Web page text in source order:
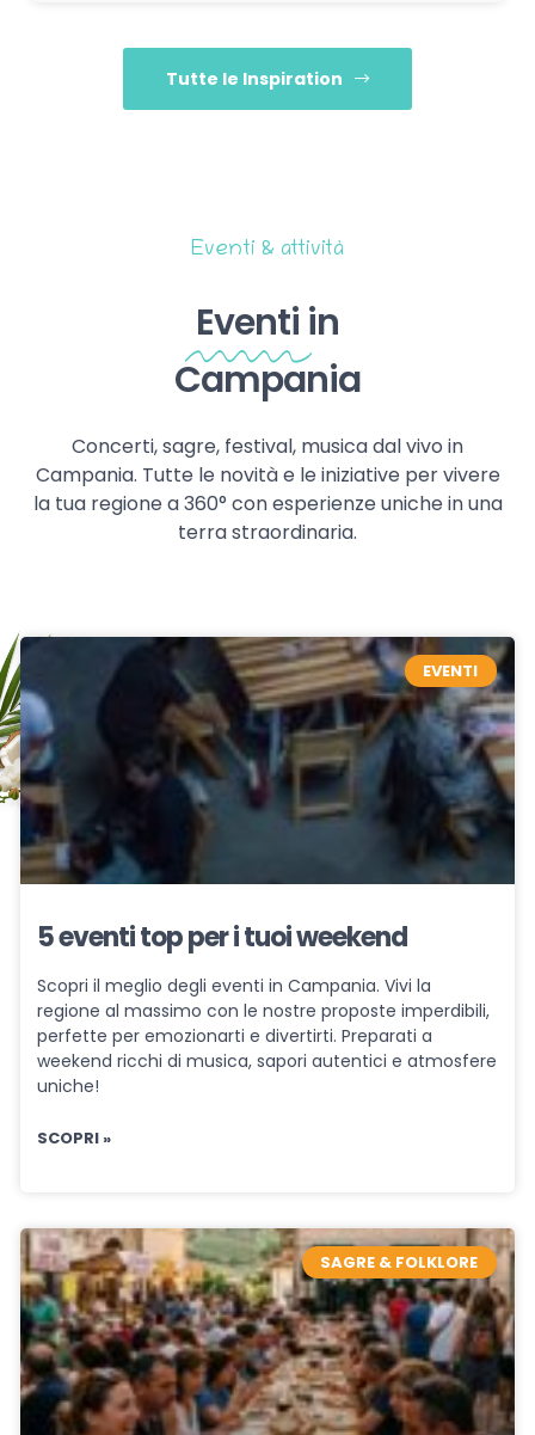
Tutte le Inspiration
Eventi & attività
Eventi in
Campania
Concerti, sagre, festival, musica dal vivo in
Campania. Tutte le novità e le iniziative per vivere
la tua regione a 360° con esperienze uniche in una
terra straordinaria.
EVENTI
5 eventi top per i tuoi weekend
Scopri il meglio degli eventi in Campania. Vivi la
regione al massimo con le nostre proposte imperdibili,
perfette per emozionarti e divertirti. Preparati a
weekend ricchi di musica, sapori autentici e atmosfere
uniche!
SCOPRI »
SAGRE & FOLKLORE